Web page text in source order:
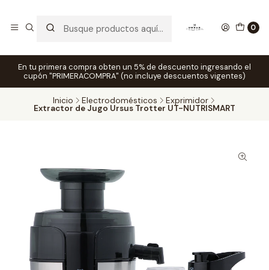
0
En tu primera compra obten un 5% de descuento ingresando el
cupón "PRIMERACOMPRA" (no incluye descuentos vigentes)
Inicio Electrodomésticos Exprimidor
Extractor de Jugo Ursus Trotter UT-NUTRISMART